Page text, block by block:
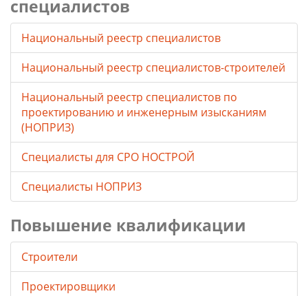
специалистов
Национальный реестр специалистов
Национальный реестр специалистов-строителей
Национальный реестр специалистов по
проектированию и инженерным изысканиям
(НОПРИЗ)
Специалисты для СРО НОСТРОЙ
Специалисты НОПРИЗ
Повышение квалификации
Строители
Проектировщики